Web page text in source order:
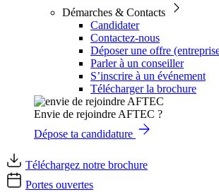
Démarches & Contacts
Candidater
Contactez-nous
Déposer une offre
Parler à un conseiller
S’inscrire à un événement
Télécharger la brochure
Envie de rejoindre AFTEC ?
Dépose ta candidature
Téléchargez notre brochure
Portes ouvertes